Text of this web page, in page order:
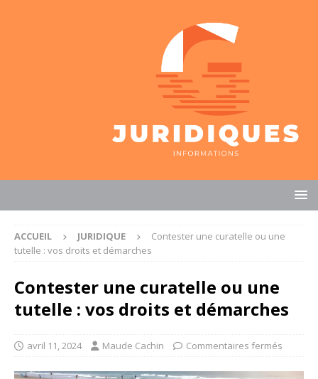
ACCUEIL JURIDIQUE
Contester une curatelle ou une
tutelle : vos droits et démarches
Contester une curatelle ou une
tutelle : vos droits et démarches
avril 11, 2024 Maude Cachin Commentaires fermés